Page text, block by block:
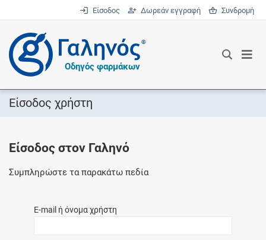
Είσοδος Δωρεάν εγγραφή Συνδρομή
®
Οδηγός φαρμάκων
Είσοδος χρήστη
Είσοδος στον Γαληνό
Συμπληρώστε τα παρακάτω πεδία
E-mail ή όνομα χρήστη